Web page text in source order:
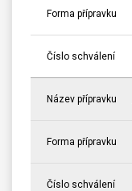
Forma přípravku
Číslo schválení
Název přípravku
Forma přípravku
Číslo schválení